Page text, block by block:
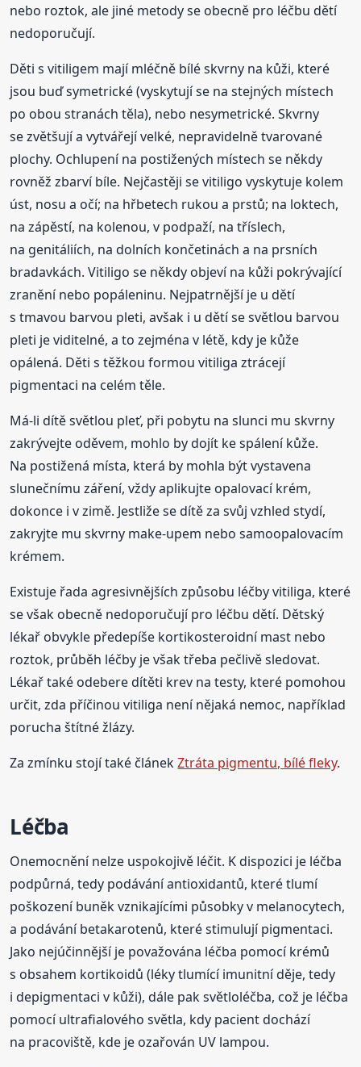
nebo roztok, ale jiné metody se obecně pro léčbu dětí
nedoporučují.
Děti s vitiligem mají mléčně bílé skvrny na kůži, které
jsou buď symetrické (vyskytují se na stejných místech
po obou stranách těla), nebo nesymetrické. Skvrny
se zvětšují a vytvářejí velké, nepravidelně tvarované
plochy. Ochlupení na postižených místech se někdy
rovněž zbarví bíle. Nejčastěji se vitiligo vyskytuje kolem
úst, nosu a očí; na hřbetech rukou a prstů; na loktech,
na zápěstí, na kolenou, v podpaží, na tříslech,
na genitáliích, na dolních končetinách a na prsních
bradavkách. Vitiligo se někdy objeví na kůži pokrývající
zranění nebo popáleninu. Nejpatrnější je u dětí
s tmavou barvou pleti, avšak i u dětí se světlou barvou
pleti je viditelné, a to zejména v létě, kdy je kůže
opálená. Děti s těžkou formou vitiliga ztrácejí
pigmentaci na celém těle.
Má-li dítě světlou pleť, při pobytu na slunci mu skvrny
zakrývejte oděvem, mohlo by dojít ke spálení kůže.
Na postižená místa, která by mohla být vystavena
slunečnímu záření, vždy aplikujte opalovací krém,
dokonce i v zimě. Jestliže se dítě za svůj vzhled stydí,
zakryjte mu skvrny make-upem nebo samoopalovacím
krémem.
Existuje řada agresivnějších způsobu léčby vitiliga, které
se však obecně nedoporučují pro léčbu dětí. Dětský
lékař obvykle předepíše kortikosteroidní mast nebo
roztok, průběh léčby je však třeba pečlivě sledovat.
Lékař také odebere dítěti krev na testy, které pomohou
určit, zda příčinou vitiliga není nějaká nemoc, například
porucha štítné žlázy.
Za zmínku stojí také článekZtráta pigmentu, bílé fleky.
Léčba
Onemocnění nelze uspokojivě léčit. K dispozici je léčba
podpůrná, tedy podávání antioxidantů, které tlumí
poškození buněk vznikajícími působky v melanocytech,
a podávání betakarotenů, které stimulují pigmentaci.
Jako nejúčinnější je považována léčba pomocí krémů
s obsahem kortikoidů (léky tlumící imunitní děje, tedy
i depigmentaci v kůži), dále pak světloléčba, což je léčba
pomocí ultrafialového světla, kdy pacient dochází
na pracoviště, kde je ozařován UV lampou.